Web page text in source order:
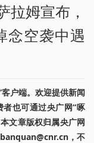
拉姆宣布，
念空袭中遇
户端。欢迎提供新闻
也可通过央广网“啄
文章版权归属央广网
，不